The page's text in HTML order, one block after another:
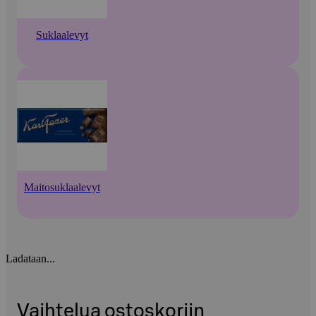
Suklaalevyt
Maitosuklaalevyt
Ladataan...
Vaihtelua ostoskoriin